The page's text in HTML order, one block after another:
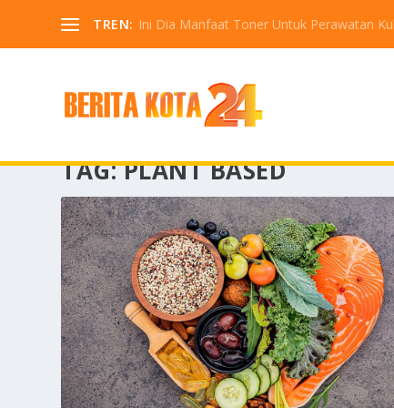
TREN: Ini Dia Manfaat Toner Untuk Perawatan
TAG:PLANT BASED